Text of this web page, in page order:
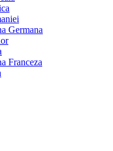
Germana
Franceza